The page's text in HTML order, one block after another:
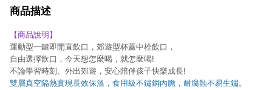
商品描述
【商品說明】
運動型一鍵即開直飲口，郊遊型杯蓋中栓飲口，
自由選擇飲口，今天想怎麼喝，就怎麼喝!
不論學習時刻、外出郊遊，安心陪伴孩子快樂成長!
雙層真空隔熱實現長效保溫，食用級不鏽鋼內膽，耐腐蝕不易生鏽。